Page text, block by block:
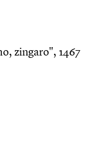
zingaro", 1467